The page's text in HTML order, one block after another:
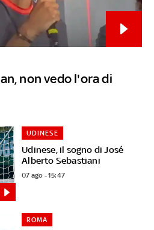
non vedo l'ora di
Udinese, il sogno di José
Alberto Sebastiani
UDINESE
07 ago - 15:47
ROMA